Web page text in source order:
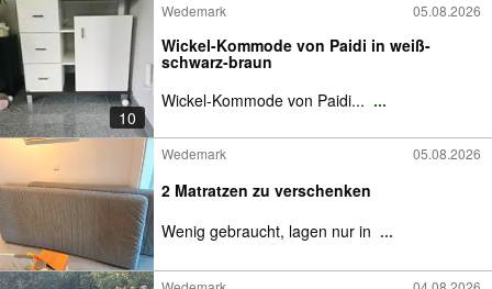
10
Wedemark 05.08.2026
Wickel-Kommode von Paidi in weiß-
schwarz-braun
Wickel-Kommode von Paidi... ...
Wedemark 05.08.2026
2 Matratzen zu verschenken
Wenig gebraucht, lagen nur in ...